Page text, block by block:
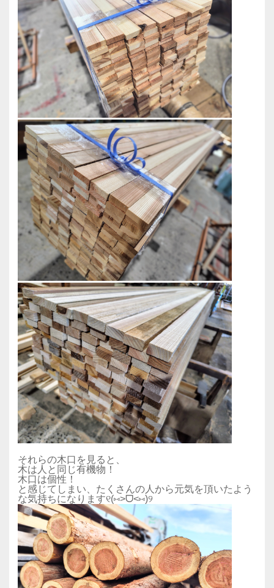
それらの木口を見ると、
木は人と同じ有機物！
木口は個性！
と感じてしまい、たくさんの人から元気を頂いたよう
な気持ちになります୧(⑅˃ᗜ˂⑅)୨